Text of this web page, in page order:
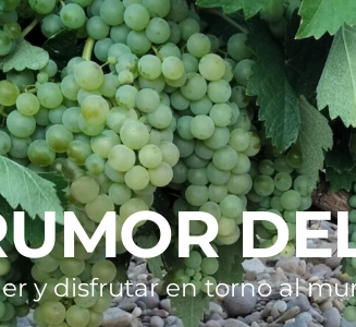
y disfrutar en torno al